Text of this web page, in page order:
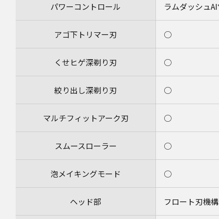
パワーコントロール ラムダッシュ
アゴ下トリマー刃 ○
くせヒゲ深剃り刃 ○
絞り出し深剃り刃 ○
マルチフィットアーク刃 ○
スムースローラー ○
泡メイキングモード ○
ヘッド部 フロート刃機構